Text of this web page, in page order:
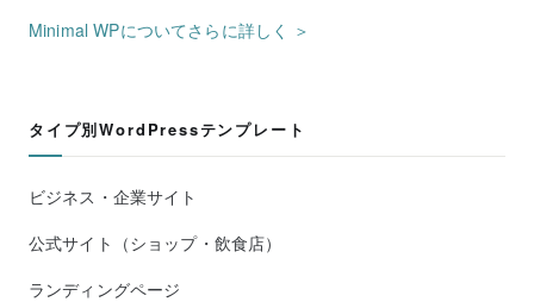
Minimal WPについてさらに詳しく ＞
タイプ別WordPressテンプレート
ビジネス・企業サイト
公式サイト（ショップ・飲食店）
ランディングページ